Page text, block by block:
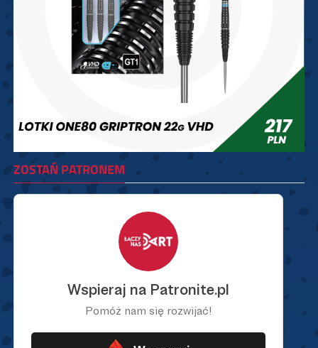
ZOSTAŃ PATRONEM